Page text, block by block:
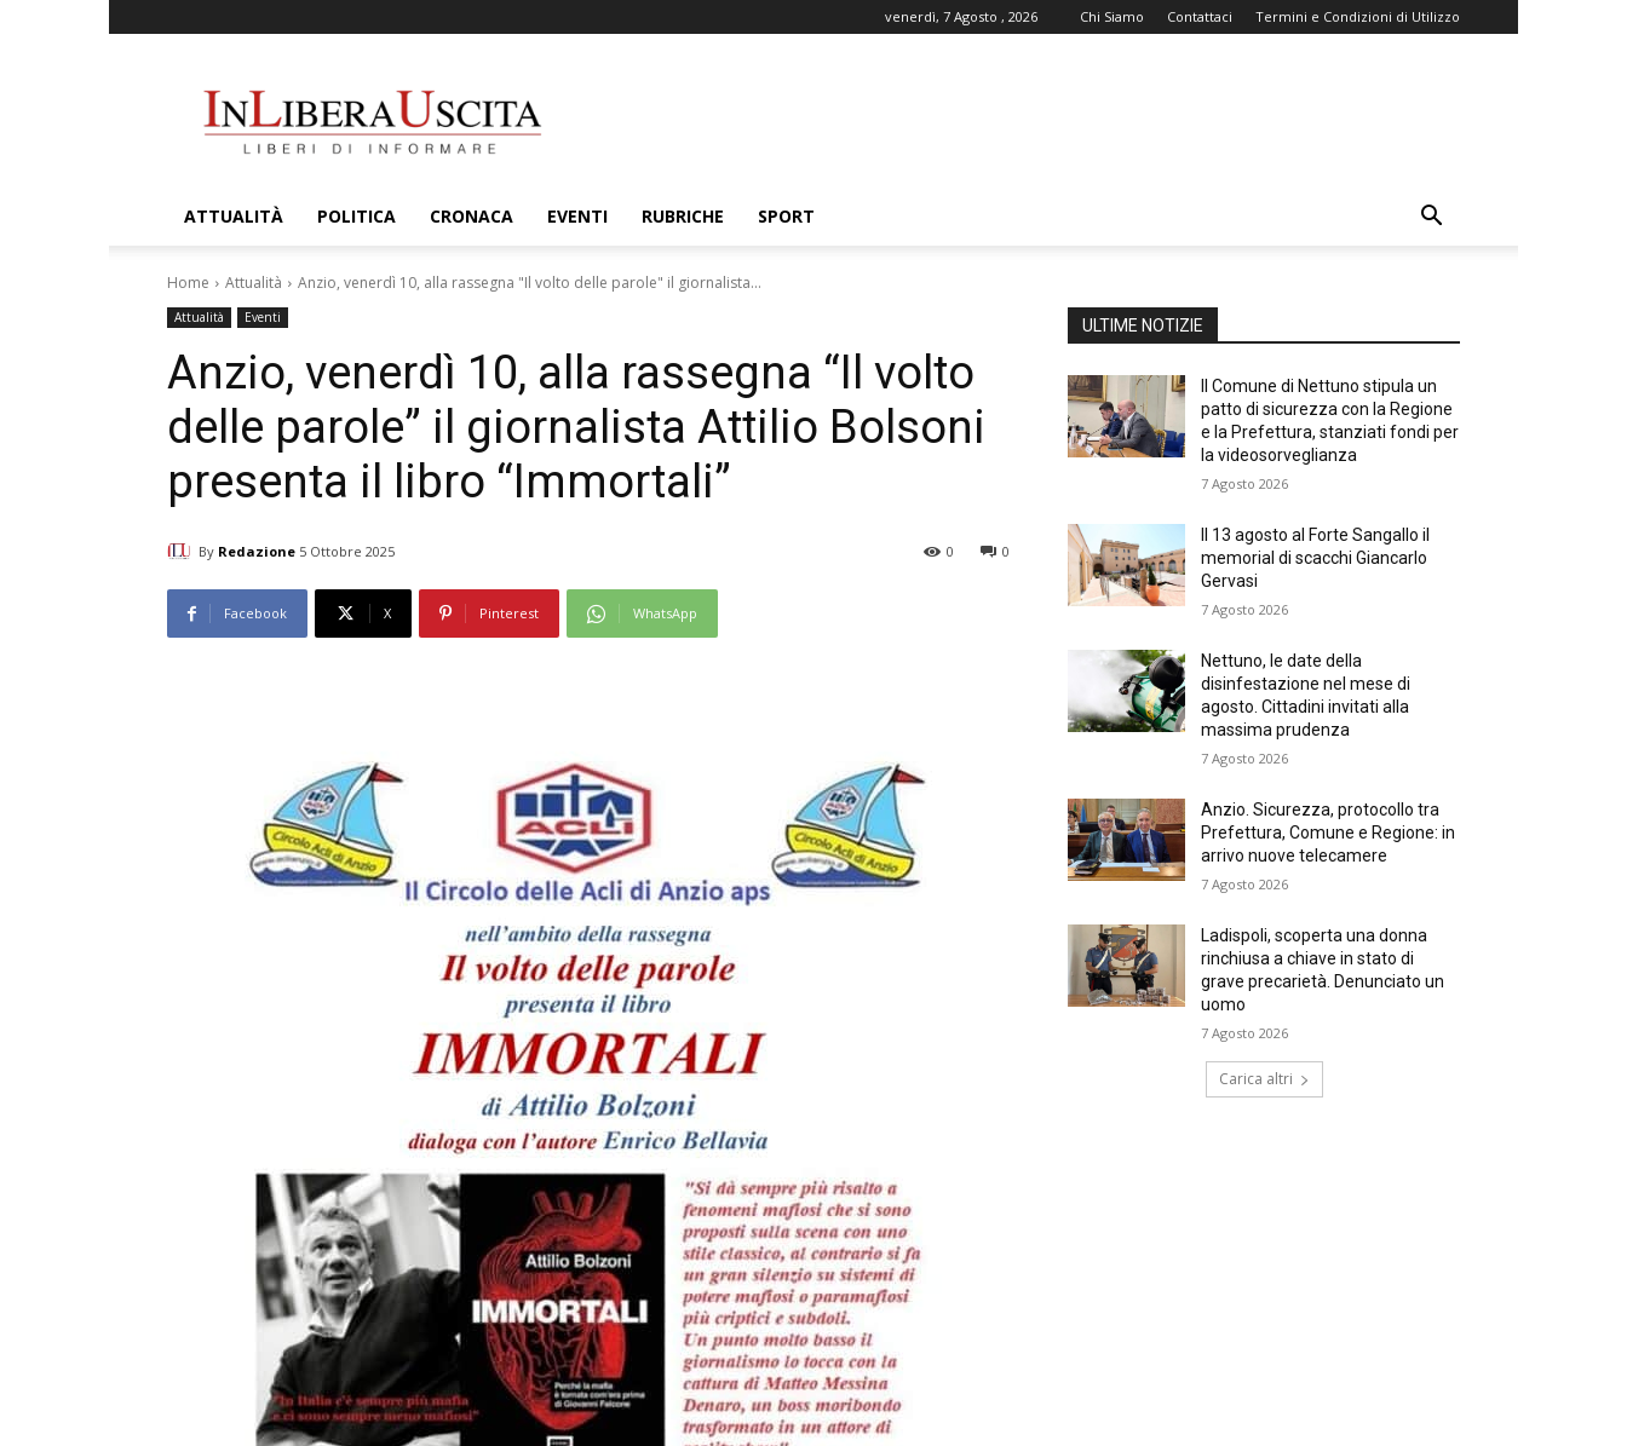
venerdì, 7 Agosto , 2026 Chi Siamo Contattaci Termini e Condizioni di Utilizzo
ATTUALITÀ POLITICA CRONACA EVENTI RUBRICHE SPORT
Home Attualità Anzio, venerdì 10, alla rassegna "Il volto delle parole" il giornalista...
Attualità Eventi
Anzio, venerdì 10, alla rassegna “Il volto
delle parole” il giornalista Attilio Bolsoni
presenta il libro “Immortali”
By Redazione 5 Ottobre 2025 0
0
Facebook X Pinterest WhatsApp
ULTIME NOTIZIE
Il Comune di Nettuno stipula un
patto di sicurezza con la Regione
e la Prefettura, stanziati fondi per
la videosorveglianza
7 Agosto 2026
Il 13 agosto al Forte Sangallo il
memorial di scacchi Giancarlo
Gervasi
7 Agosto 2026
Nettuno, le date della
disinfestazione nel mese di
agosto. Cittadini invitati alla
massima prudenza
7 Agosto 2026
Anzio. Sicurezza, protocollo tra
Prefettura, Comune e Regione: in
arrivo nuove telecamere
7 Agosto 2026
Ladispoli, scoperta una donna
rinchiusa a chiave in stato di
grave precarietà. Denunciato un
uomo
7 Agosto 2026
Carica altri